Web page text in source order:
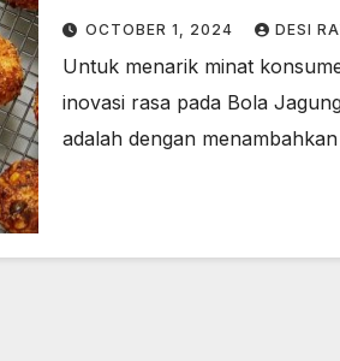
OCTOBER 1, 2024 DESI
Untuk menarik minat
inovasi rasa pada Bola
adalah dengan